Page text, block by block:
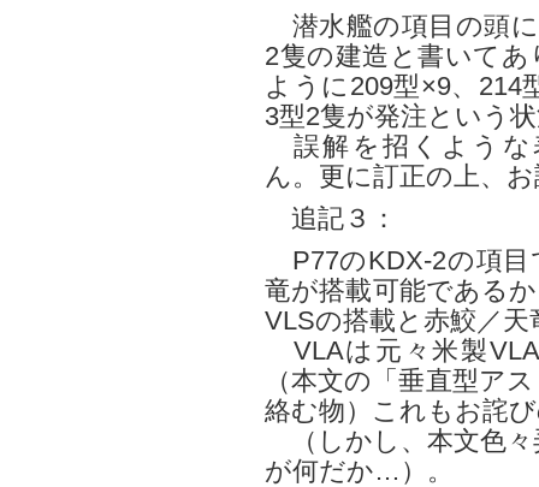
潜水艦の項目の頭
2隻の建造と書いて
ように209型×9、214
3型2隻が発注という
誤解を招くような
ん。更に訂正の上、
追記３：
P77のKDX-2の項目
竜が搭載可能である
VLSの搭載と赤鮫／
VLAは元々米製
（本文の「垂直型ア
絡む物）これもお詫
（しかし、本文色
が何だか…）。